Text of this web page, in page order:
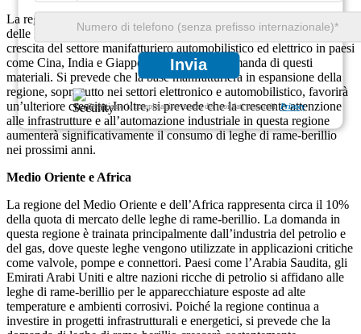
Invia
Garantiamo la completa riservatezza dei tuoi dati personali.Privacy
La regione Asia-Pacifico detiene circa il 20% del mercato globale
delle leghe di rame-berillio. La rapida industrializzazione, unita alla
crescita del settore manifatturiero automobilistico ed elettrico in paesi
come Cina, India e Giappone, alimenta la domanda di questi
materiali. Si prevede che la base manifatturiera in espansione della
regione, soprattutto nei settori elettronico e automobilistico, favorirà
un’ulteriore crescita. Inoltre, si prevede che la crescente attenzione
alle infrastrutture e all’automazione industriale in questa regione
aumenterà significativamente il consumo di leghe di rame-berillio
nei prossimi anni.
Medio Oriente e Africa
La regione del Medio Oriente e dell’Africa rappresenta circa il 10%
della quota di mercato delle leghe di rame-berillio. La domanda in
questa regione è trainata principalmente dall’industria del petrolio e
del gas, dove queste leghe vengono utilizzate in applicazioni critiche
come valvole, pompe e connettori. Paesi come l’Arabia Saudita, gli
Emirati Arabi Uniti e altre nazioni ricche di petrolio si affidano alle
leghe di rame-berillio per le apparecchiature esposte ad alte
temperature e ambienti corrosivi. Poiché la regione continua a
investire in progetti infrastrutturali e energetici, si prevede che la